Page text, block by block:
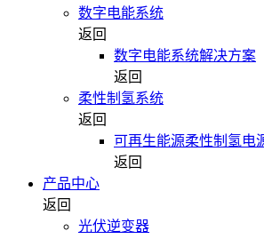
数字电能系统
返回
数字电能系统解决方案
返回
柔性制氢系统
返回
可再生能源柔性制氢电
返回
产品中心
返回
光伏逆变器